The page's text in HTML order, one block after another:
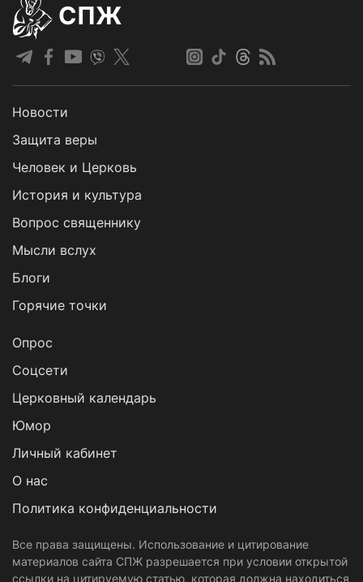
СПЖ
Новости
Защита веры
Человек и Церковь
История и культура
Вопрос священнику
Мысли вслух
Блоги
Горячие точки
Опрос
Cоцсети
Церковный календарь
Юмор
Личный кабинет
О нас
Политика конфиденциальности
Все права защищены. Использование и цитирование
материалов сайта СПЖ разрешается при условии открытой
ссылки на цитируемую статью, которая должна находиться